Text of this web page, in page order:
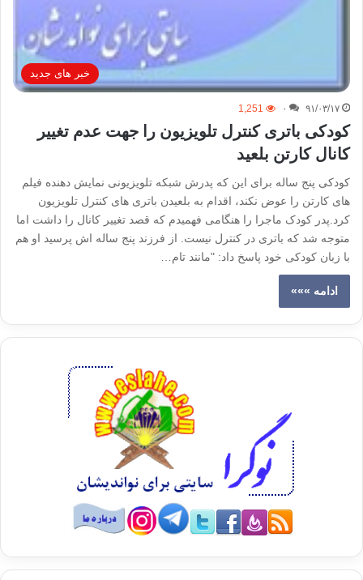
خبر های جدید
۹۱/۰۳/۱۷ ۰ 1,251
کودکی باتری کنترل تلویزیون را جهت عدم تغییر
کانال کارتن بلعید
کودکی پنج ساله برای این که پدرش شبکه تلویزیونی نمایش دهنده فیلم
های کارتن را عوض نکند، اقدام به بلعیدن باتری های کنترل تلویزیون
کرد.پدر کودک ماجرا را هنگامی فهمیدم که قصد تغییر کانال را داشت اما
متوجه شد که باتری در کنترل نیست. از فرزند پنج ساله اش پرسید او هم
با زبان کودکی خود پاسخ داد: "مانند تام…
ادامه »»»